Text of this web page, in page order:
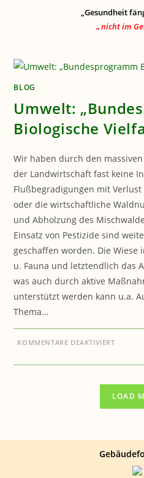
„Gesundheit
…nicht im
BLOG
Umwelt:
Biologische
Wir haben durch den
der Landwirtschaft fast keine
Flußbegradigungen mit
oder die wirtschaftliche
und Abholzung des
Einsatz von Pestizide sind
geschaffen worden. Die Wiese
u. Fauna und letztendlich das
was auch durch aktive
unterstützt werden kann u.a.
Thema…
KOMMENTARE DEAKTIVIERTFÜR
LOAD